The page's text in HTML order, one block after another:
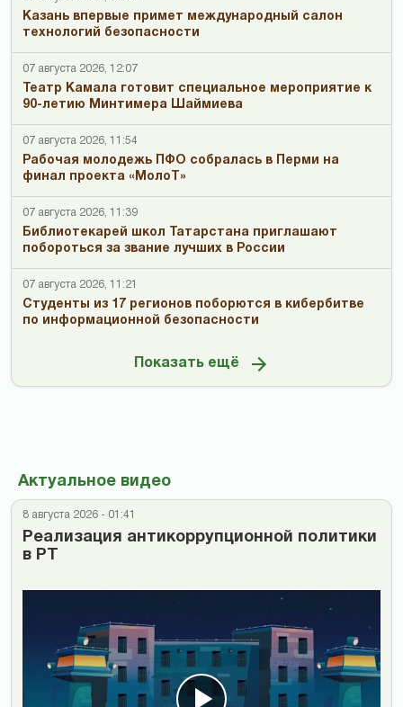
Казань впервые примет международный салон
технологий безопасности
07 августа 2026, 12:07
Театр Камала готовит специальное мероприятие к
90-летию Минтимера Шаймиева
07 августа 2026, 11:54
Рабочая молодежь ПФО собралась в Перми на
финал проекта «МолоТ»
07 августа 2026, 11:39
Библиотекарей школ Татарстана приглашают
побороться за звание лучших в России
07 августа 2026, 11:21
Студенты из 17 регионов поборются в кибербитве
по информационной безопасности
Показать ещё
Актуальное видео
8 августа 2026 - 01:41
Реализация антикоррупционной политики
в РТ